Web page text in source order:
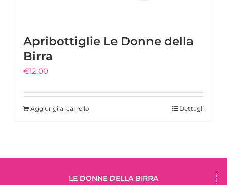
Apribottiglie Le Donne della
Birra
€12,00
Aggiungi al carrello Dettagli
LE DONNE DELLA BIRRA